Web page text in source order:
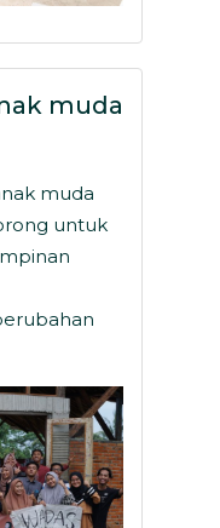
muda
muda
untuk